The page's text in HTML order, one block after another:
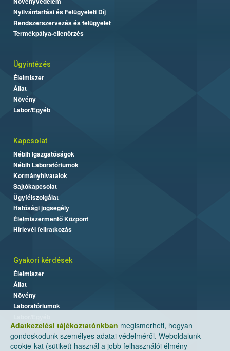
Adatkezelési tájékoztatónkban megismerheti, hogyan
gondoskodunk személyes adatai védelméről. Weboldalunk
cookie-kat (sütiket) használ a jobb felhasználói élmény
Nyilvántartási és Felügyeleti Díj
Rendszerszervezés és felügyelet
Termékpálya-ellenőrzés
Ügyintézés
Élelmiszer
Állat
Növény
Labor/Egyéb
Kapcsolat
Nébih Igazgatóságok
Nébih Laboratóriumok
Kormányhivatalok
Sajtókapcsolat
Ügyfélszolgálat
Hatósági jogsegély
Élelmiszermentő Központ
Hírlevél feliratkozás
Gyakori kérdések
Élelmiszer
Állat
Növény
Laboratóriumok